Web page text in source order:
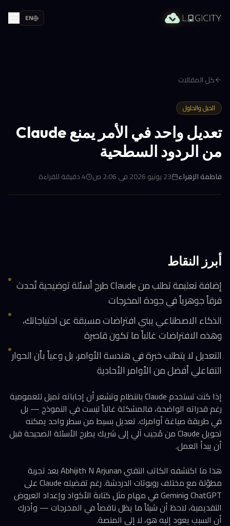
EN
كل المقالات
الحيل والحلول
تعديل واحد في الأمر يمنع Claude
من الردود السطحية
فاطمة الزهراء 23 يونيو 2026 في 2:06 ص 4دقيقة للقراءة
أبرز النقاط
إضافة تعليمة تطلب من Claude طرح أسئلة توضيحية تُحدث
فرقاً جوهرياً في جودة المخرجات
الذكاء الاصطناعي يبني افتراضات مسبقة عن احتياجاتك،
وهذه الافتراضات غالباً ما تكون قاصرة
التعديل لا يتطلب خبرة في هندسة الأوامر، بل وعياً بأن الحوار
التفاعلي أفضل من الأوامر الأحادية
إذا كنت تستخدم Claude بانتظام وتشعر أن إجاباته تميل للعمومية
رغم قدراته الواضحة، فالمشكلة غالباً ليست في النموذج — بل
في طريقة صياغة أوامرك. تعديل بسيط من سطر واحد يمكنه
تحويل Claude من مُجيب آلي إلى شريك يطرح الأسئلة الصحيحة قبل
أن يبدأ العمل.
هذا ما اكتشفه الكاتب التقني Abhijith N Arjunan بعد تجربة
مطوّلة مع مختلف روبوتات الدردشة. رغم تفضيله Claude على
ChatGPT وGemini في مهام مثل كتابة الأكواد وإعداد العروض
التقديمية، لاحظ أن شيئاً ما يظل ناقصاً في المخرجات — وأدرك
أن السبب يعود إليه هو، لا إلى المنصة.